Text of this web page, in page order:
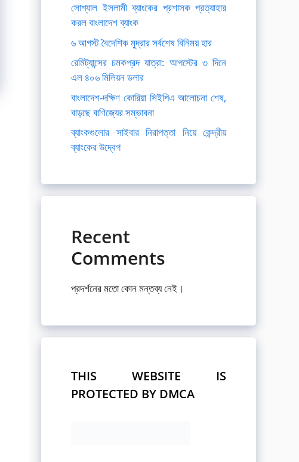
সোশ্যাল ইসলামী ব্যাংকের প্রশাসক প্রত্যাহার
করল বাংলাদেশ ব্যাংক
৬ আগস্ট বৈদেশিক মুদ্রার সর্বশেষ বিনিময় হার
রেমিট্যান্সের চমকপ্রদ যাত্রা: আগস্টের ৩ দিনে
এল ৪০৬ মিলিয়ন ডলার
বাংলাদেশ-দক্ষিণ কোরিয়া সিইপিএ আলোচনা শেষ,
বাড়ছে বাণিজ্যের সম্ভাবনা
ব্যাংকগুলোর সাইবার নিরাপত্তা নিয়ে কেন্দ্রীয়
ব্যাংকের উদ্বেগ
Recent
Comments
প্রদর্শনের মতো কোন মন্তব্য নেই।
THIS WEBSITE IS
PROTECTED BY DMCA